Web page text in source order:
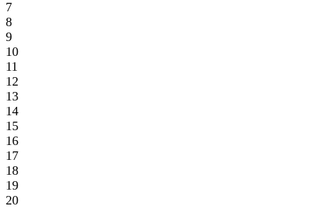
7
8
9
10
11
12
13
14
15
16
17
18
19
20